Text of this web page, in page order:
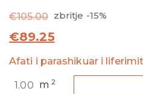
€105.00 zbritje -15%
€89.25
Afati i parashikuar i
Mood m2